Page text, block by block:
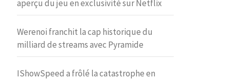
aperçu du jeu en exclusivité sur Netflix
Werenoi franchit la cap historique du
milliard de streams avec Pyramide
IShowSpeed a frôlé la catastrophe en